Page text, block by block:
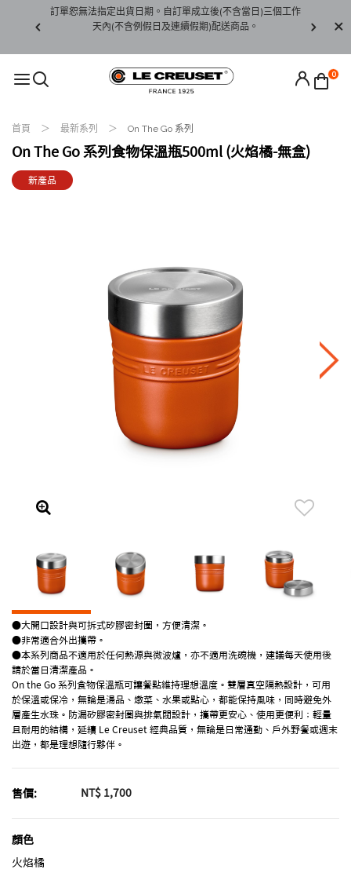
下水)，若
訂單恕無法指定出貨日期。自訂單成立後(不含當日)三個工作
天內(不含例假日及連續假期)配送商品。
請至
0
首頁 最新系列 On The Go 系列
On The Go 系列食物保溫瓶500ml (火焰橘-無盒)
新產品
●大開口設計與可拆式矽膠密封圈，方便清潔。
●非常適合外出攜帶。
●本系列商品不適用於任何熱源與微波爐，亦不適用洗碗機，建議每天使用後
請於當日清潔產品。
On the Go 系列食物保溫瓶可讓餐點維持理想溫度。雙層真空隔熱設計，可用
於保溫或保冷，無論是湯品、燉菜、水果或點心，都能保持風味，同時避免外
層產生水珠。防漏矽膠密封圈與排氣閥設計，攜帶更安心、使用更便利；輕量
且耐用的結構，延續 Le Creuset 經典品質，無論是日常通勤、戶外野餐或週末
出遊，都是理想隨行夥伴。
售價: NT$ 1,700
顏色
火焰橘